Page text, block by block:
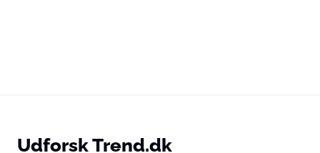
Udforsk Trend.dk